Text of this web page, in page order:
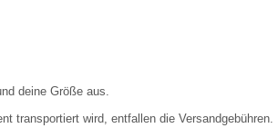
deine Größe aus.
transportiert wird, entfallen die Versandgebühren.